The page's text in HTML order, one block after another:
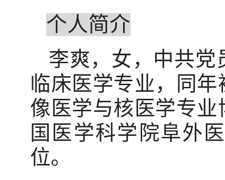
个人简介
李爽，女，中共党
临床医学专业，同
像医学与核医学专
国医学科学院阜外
位。